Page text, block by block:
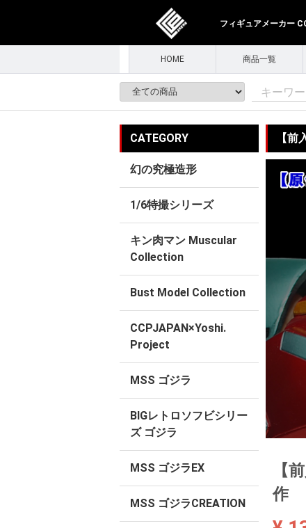
フィギュアメーカー
HOME 商品一覧
【
【
作
CATEGORY
幻の究極造形
1/6特撮シリーズ
キン肉マン Muscular
Collection
Bust Model Collection
CCPJAPAN×Yoshi.
Project
MSS ゴジラ
BIGレトロソフビシリー
ズ ゴジラ
MSS ゴジラEX
MSS ゴジラCREATION